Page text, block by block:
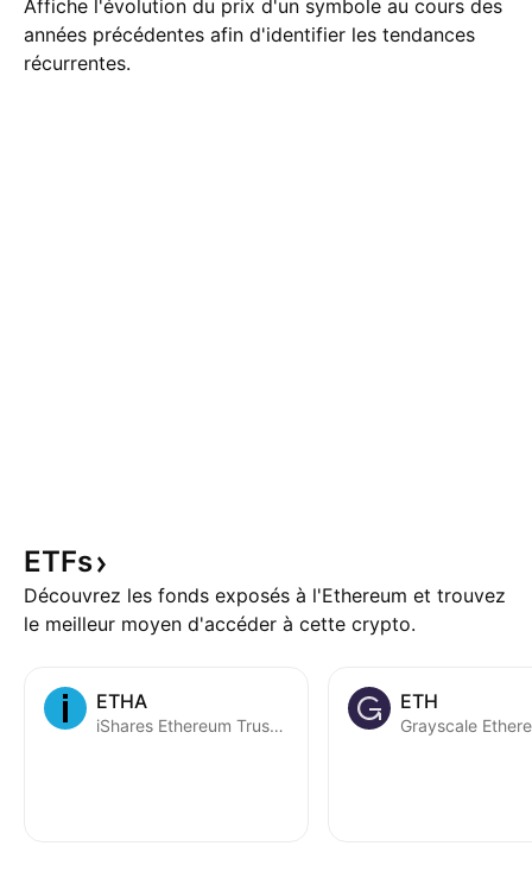
Affiche l'évolution du prix d'un symbole au cours des
années précédentes afin d'identifier les tendances
récurrentes.
ETFs
Découvrez les fonds exposés à l'Ethereum et trouvez
le meilleur moyen d'accéder à cette crypto.
ETHA
iShares Ethereum Trust ETF
ETH